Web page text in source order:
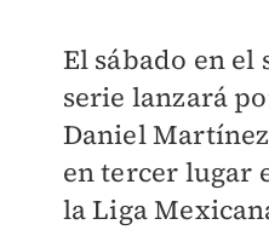
El sábado en el
serie lanzará
Daniel
en tercer lugar
la Liga